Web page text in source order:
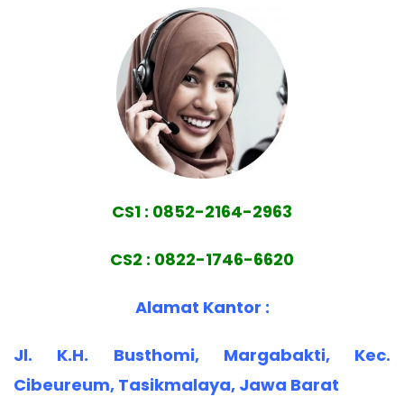
CS1 : 0852-2164-2963
CS2 : 0822-1746-6620
Alamat Kantor :
Jl. K.H. Busthomi, Margabakti, Kec.
Cibeureum, Tasikmalaya, Jawa Barat